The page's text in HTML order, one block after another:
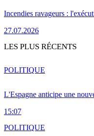
Incendies ravageurs :
27.07.2026
LES PLUS RÉCENTS
L'Espagne anticipe une
15:07
POLITIQUE
POLITIQUE